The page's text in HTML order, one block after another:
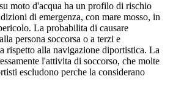
moto d'acqua ha un profilo di rischio
di emergenza, con mare mosso, in
La probabilita di causare
persona soccorsa o a terzi e
rispetto alla navigazione diportistica. La
l'attivita di soccorso, che molte
escludono perche la considerano